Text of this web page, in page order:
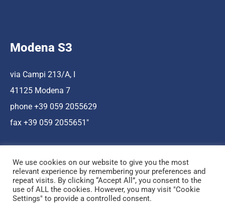
Modena S3
via Campi 213/A, I
41125 Modena 7
phone +39 059 2055629
fax +39 059 2055651″
Hosting a cura di Cnr Nano
We use cookies on our website to give you the most
relevant experience by remembering your preferences and
repeat visits. By clicking “Accept All”, you consent to the
use of ALL the cookies. However, you may visit "Cookie
Settings" to provide a controlled consent.